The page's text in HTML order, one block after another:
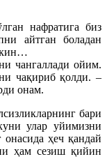
наф­ратига биз
айтган боладан
чангал­лади ойим.
ча­қириб қолди. –
онам.
бари
улар уйимизни
ҳеч қандай
ҳам сезиш қийин